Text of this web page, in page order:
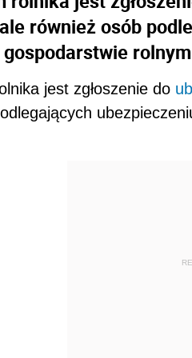
również osób
jest zgłoszenie do